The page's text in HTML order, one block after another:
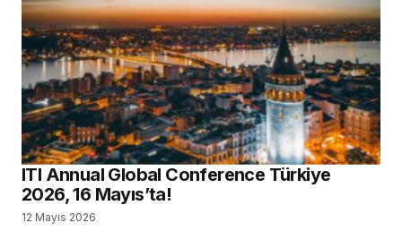
ITI Annual Global Conference Türkiye
2026, 16 Mayıs’ta!
12 Mayıs 2026